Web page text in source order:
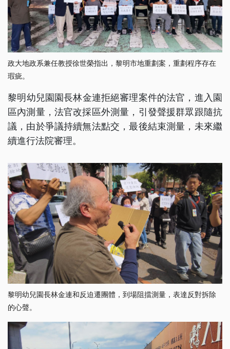
政大地政系兼任教授徐世榮指出，黎明市地重劃案，重劃程序存在
瑕疵。
​黎明幼兒園園長林金連拒絕審理案件的法官，進入園
區內測量，法官改採區外測量，引發聲援群眾跟隨抗
議，由於爭議持續無法點交，最後結束測量，未來繼
續進行法院審理。
黎明幼兒園長林金連和反迫遷團體，到場阻擋測量，表達反對拆除
的心聲。